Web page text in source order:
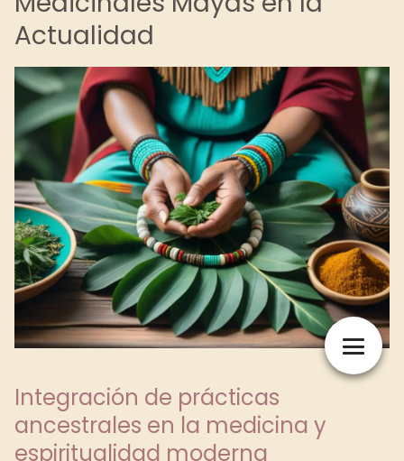
Actualidad
Integración de prácticas
ancestrales en la medicina y
espiritualidad moderna